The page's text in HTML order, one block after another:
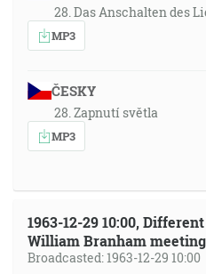
28. Das Anschalten des
MP3
ČESKY
28. Zapnutí světla
MP3
1963-12-29 10:00,
William Branham
Broadcasted: 1963-12-29 10:00